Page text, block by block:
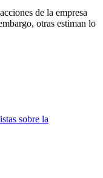
de la empresa
otras estiman lo